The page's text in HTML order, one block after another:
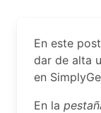
En este
dar de alta
en
En la